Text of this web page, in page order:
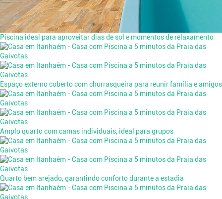
Piscina ideal para aproveitar dias de sol e momentos de relaxamento
Espaço externo coberto com churrasqueira para reunir família e amigos
Amplo quarto com camas individuais, ideal para grupos
Quarto bem arejado, garantindo conforto durante a estadia